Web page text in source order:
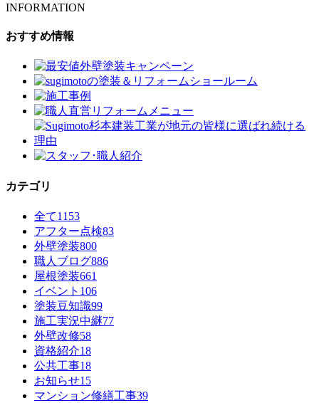
INFORMATION
おすすめ情報
カテゴリ
全て1153
アフター点検83
外壁塗装800
職人ブログ886
屋根塗装661
イベント 106
塗装豆知識99
施工実況中継77
外壁改修58
資格紹介18
公共工事18
お知らせ15
マンション修繕工事39